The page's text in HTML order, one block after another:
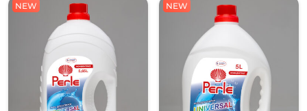
NEW
NEW NEW
NEW